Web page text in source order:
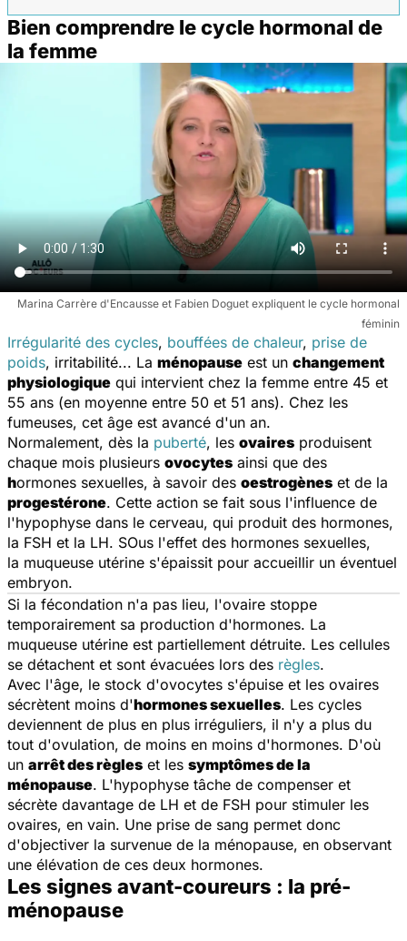
Bien comprendre le cycle hormonal de
la femme
Marina Carrère d'Encausse et Fabien Doguet expliquent le cycle hormonal
féminin
Irrégularité des cycles, bouffées de chaleur, prise de
poids, irritabilité... La ménopause est un changement
physiologique qui intervient chez la femme entre 45 et
55 ans (en moyenne entre 50 et 51 ans). Chez les
fumeuses, cet âge est avancé d'un an.
Normalement, dès la puberté, les ovaires produisent
chaque mois plusieurs ovocytes ainsi que des
hormones sexuelles, à savoir des oestrogènes et de la
progestérone. Cette action se fait sous l'influence de
l'hypophyse dans le cerveau, qui produit des hormones,
la FSH et la LH. SOus l'effet des hormones sexuelles,
la muqueuse utérine s'épaissit pour accueillir un éventuel
embryon.
Si la fécondation n'a pas lieu, l'ovaire stoppe
temporairement sa production d'hormones. La
muqueuse utérine est partiellement détruite. Les cellules
se détachent et sont évacuées lors des règles.
Avec l'âge, le stock d'ovocytes s'épuise et les ovaires
sécrètent moins d'hormones sexuelles. Les cycles
deviennent de plus en plus irréguliers, il n'y a plus du
tout d'ovulation, de moins en moins d'hormones. D'où
un arrêt des règles et les symptômes de la
ménopause. L'hypophyse tâche de compenser et
sécrète davantage de LH et de FSH pour stimuler les
ovaires, en vain. Une prise de sang permet donc
d'objectiver la survenue de la ménopause, en observant
une élévation de ces deux hormones.
Les signes avant-coureurs : la pré-
ménopause